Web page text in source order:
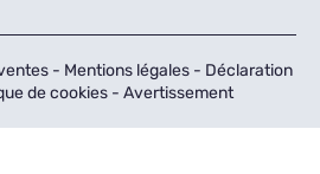
- Mentions légales - Déclaration
de cookies - Avertissement